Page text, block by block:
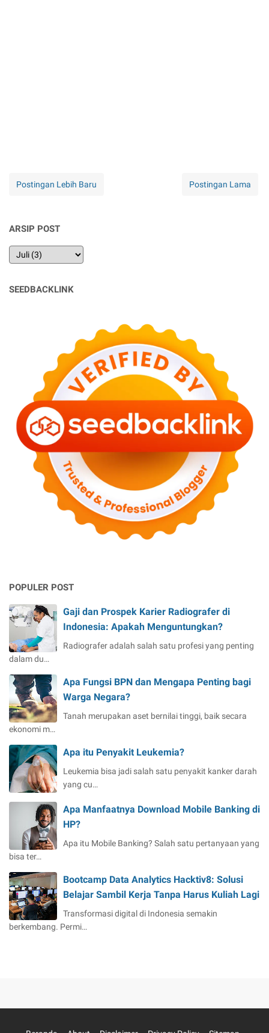
Postingan Lebih Baru Postingan Lama
ARSIP POST
SEEDBACKLINK
POPULER POST
Gaji dan Prospek Karier Radiografer di
Indonesia: Apakah Menguntungkan?
Radiografer adalah salah satu profesi yang penting
dalam du…
Apa Fungsi BPN dan Mengapa Penting bagi
Warga Negara?
Tanah merupakan aset bernilai tinggi, baik secara
ekonomi m…
Apa itu Penyakit Leukemia?
Leukemia bisa jadi salah satu penyakit kanker darah
yang cu…
Apa Manfaatnya Download Mobile Banking di
HP?
Apa itu Mobile Banking? Salah satu pertanyaan yang
bisa ter…
Bootcamp Data Analytics Hacktiv8: Solusi
Belajar Sambil Kerja Tanpa Harus Kuliah Lagi
Transformasi digital di Indonesia semakin
berkembang. Permi…